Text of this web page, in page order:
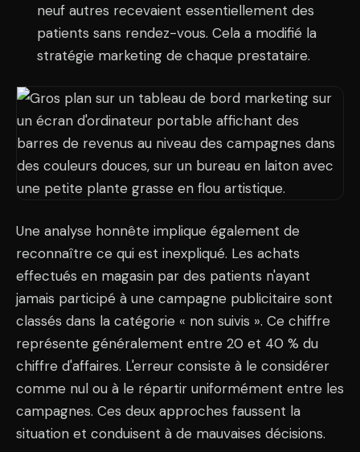
neuf autres recevaient essentiellement des
patients sans rendez-vous. Cela a modifié la
stratégie marketing de chaque prestataire.
Une analyse honnête implique également de
reconnaître ce qui est inexpliqué. Les achats
effectués en magasin par des patients n'ayant
jamais participé à une campagne publicitaire sont
classés dans la catégorie « non suivis ». Ce chiffre
représente généralement entre 20 et 40 % du
chiffre d'affaires. L'erreur consiste à le considérer
comme nul ou à le répartir uniformément entre les
campagnes. Ces deux approches faussent la
situation et conduisent à de mauvaises décisions.